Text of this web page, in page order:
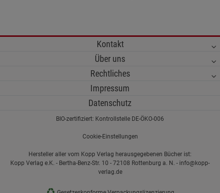
Kontakt
Über uns
Rechtliches
Impressum
Datenschutz
BIO-zertifiziert: Kontrollstelle DE-ÖKO-006
Cookie-Einstellungen
Hersteller aller vom Kopp Verlag herausgegebenen Bücher ist:
Kopp Verlag e.K. - Bertha-Benz-Str. 10 - 72108 Rottenburg a. N. - info@kopp-
verlag.de